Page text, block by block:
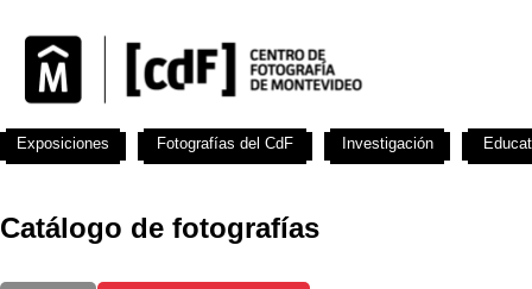
Catálogo de fotografías
Exposiciones Fotografías del CdF Investigación